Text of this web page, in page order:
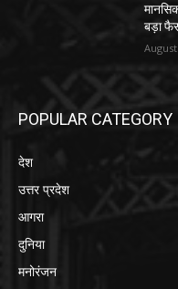
बड़ा
POPULAR CATEGORY
देश
उत्तर प्रदेश
आगरा
दुनिया
मनोरंजन